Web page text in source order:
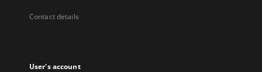
Contact details
User's account